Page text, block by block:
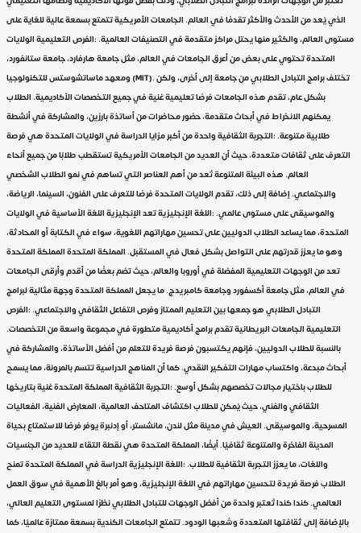
الذي يُعد من الأحدث والأكثر تقدمًا في العالم. الجامعات الأمريكية تتمتع بسمعة عالية للغاية على
مستوى العالم، والكثير منها يحتل مراكز متقدمة في التصنيفات العالمية. :الفرص التعليمية الولايات
المتحدة تحتوي على بعض من أعرق الجامعات في العالم، مثل جامعة هارفارد، جامعة ستانفورد،
ومعهد ماساتشوستس للتكنولوجيا (MIT). تختلف برامج التبادل الطلابي من جامعة إلى أخرى، ولكن
بشكل عام، تقدم هذه الجامعات فرصًا تعليمية غنية في جميع التخصصات الأكاديمية. الطلاب
يمكنهم الانخراط في أبحاث متقدمة، حضور محاضرات من أساتذة بارزين، والمشاركة في أنشطة
طلابية متنوعة. :التجربة الثقافية واحدة من أكبر مزايا الدراسة في الولايات المتحدة هي فرصة
التعرف على ثقافات متعددة، حيث أن العديد من الجامعات الأمريكية تستقطب طلابًا من جميع أنحاء
العالم. هذه البيئة المتنوعة تُعد من أهم العناصر التي تساهم في نمو الطلاب الشخصي
والاجتماعي. إضافة إلى ذلك، تقدم الولايات المتحدة فرصًا للتعرف على الفنون، السينما، الرياضة،
والموسيقى على مستوى عالمي. :اللغة الإنجليزية تعد الإنجليزية اللغة الأساسية في الولايات
المتحدة، مما يساعد الطلاب الدوليين على تحسين مهاراتهم اللغوية، سواء في الكتابة أو المحادثة،
وهو ما يعزز قدرتهم على التواصل بشكل فعال في المستقبل. المملكة المتحدة المملكة المتحدة
تعد من الوجهات التعليمية المفضلة في أوروبا والعالم، حيث تضم بعضًا من أقدم وأرقى الجامعات
في العالم، مثل جامعة أكسفورد وجامعة كامبريدج. ما يجعل المملكة المتحدة وجهة مثالية لبرامج
التبادل الطلابي هو جمعها بين التعليم الممتاز وفرص التفاعل الثقافي والاجتماعي. :الفرص
التعليمية الجامعات البريطانية تقدم برامج أكاديمية متطورة في مجموعة واسعة من التخصصات.
بالنسبة للطلاب الدوليين، فإنهم يكتسبون فرصة فريدة للتعلم من أفضل الأساتذة، والمشاركة في
أبحاث مبدعة، واكتساب مهارات التفكير النقدي. كما أن المناهج الدراسية تتسم بالمرونة، مما يسمح
للطلاب باختيار مجالات تخصصهم بشكل أوسع. :التجربة الثقافية المملكة المتحدة غنية بتاريخها
الثقافي والفني، حيث يُمكن للطلاب اكتشاف المتاحف العالمية، المعارض الفنية، الفعاليات
المسرحية، والموسيقى. العيش في مدينة مثل لندن، مانشستر، أو إدنبرة يوفر فرصًا للاستمتاع بحياة
المدينة الفاخرة والمتنوعة ثقافيًا. أيضًا، المملكة المتحدة هي نقطة التقاء للعديد من الجنسيات
واللغات، ما يعزز التجربة الثقافية للطلاب. :اللغة الإنجليزية الدراسة في المملكة المتحدة تمنح
الطلاب فرصة فريدة لتحسين مهاراتهم في اللغة الإنجليزية، وهو أمر بالغ الأهمية في سوق العمل
العالمي. كندا كندا تُعتبر واحدة من أفضل الوجهات للتبادل الطلابي نظرًا لمستوى التعليم العالي،
بالإضافة إلى ثقافتها المتعددة وشعبها الودود. تتمتع الجامعات الكندية بسمعة ممتازة عالميًا، كما